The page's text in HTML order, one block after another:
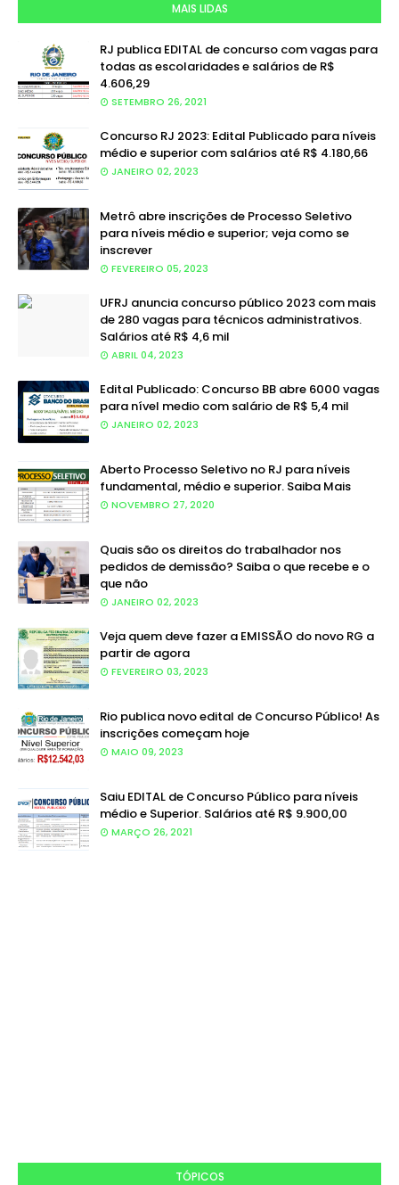
MAIS LIDAS
RJ publica EDITAL de concurso com vagas para
todas as escolaridades e salários de R$
4.606,29
SETEMBRO 26, 2021
Concurso RJ 2023: Edital Publicado para níveis
médio e superior com salários até R$ 4.180,66
JANEIRO 02, 2023
Metrô abre inscrições de Processo Seletivo
para níveis médio e superior; veja como se
inscrever
FEVEREIRO 05, 2023
UFRJ anuncia concurso público 2023 com mais
de 280 vagas para técnicos administrativos.
Salários até R$ 4,6 mil
ABRIL 04, 2023
Edital Publicado: Concurso BB abre 6000 vagas
para nível medio com salário de R$ 5,4 mil
JANEIRO 02, 2023
Aberto Processo Seletivo no RJ para níveis
fundamental, médio e superior. Saiba Mais
NOVEMBRO 27, 2020
Quais são os direitos do trabalhador nos
pedidos de demissão? Saiba o que recebe e o
que não
JANEIRO 02, 2023
Veja quem deve fazer a EMISSÃO do novo RG a
partir de agora
FEVEREIRO 03, 2023
Rio publica novo edital de Concurso Público! As
inscrições começam hoje
MAIO 09, 2023
Saiu EDITAL de Concurso Público para níveis
médio e Superior. Salários até R$ 9.900,00
MARÇO 26, 2021
TÓPICOS